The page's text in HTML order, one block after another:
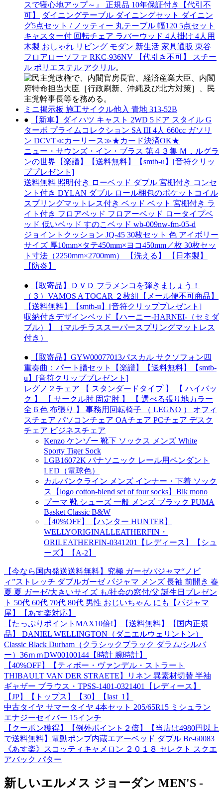
スで寝心地アップ～』 正規品 10年保証付き【代引不
可】
ダイニングテーブル ダイニングセット ダイニン
グ5点セット / ノッティー 丸テーブル 幅120 5点セット
キャスター付 回転チェア ラバーウッド 4人掛け 4人用
木製 おしゃれ リビング モダン 新生活 家具通販 東谷
フロアローソファ RKC-936NV 【代引き不可】 スチー
ル ポリエステル アクリル。
ミニ掲示板 施工サイクル他入 青地 313-52B
●
【新車】ダイハツ キャスト 2WD 5ドア スタイル G
ターボ プライムコレクション SA III 4人 660cc ガソリ
ン DCVT≪カーリース≫★カード決済OK★
ニュー・サウンズ・イン・ブラス 第４３集 Ｍ．ルグラ
ンの世界【楽譜】【送料無料】【smtb-u】[音符クリッ
ププレゼント]
送料無料 照明付き ローベッド ダブル 宮棚付き コンセ
ント付き DYLAN ダブル ロール梱包のポケットコイル
スプリングマットレス付き ベッド ベット 宮棚付き ラ
イト付き フロアベッド フロアーベッド ロータイプベ
ッド 低いベッド すのこベッド wb-009nw-fm-05-d
ジョイントクッション JQ-45 30枚セット 色 アイボリー
サイズ 厚10mm×タテ450mm×ヨコ450mm／枚 30枚セッ
ト寸法（2250mm×2700mm） 【洗える】 【日本製】
【防炎】
●
【取寄品】ＤＶＤ フラメンコを弾きましょう！
（３）VAMOS A TOCAR ２枚組【メール便不可商品】
【送料無料】【smtb-u】[音符クリッププレゼント]
収納付きデザインベッド【ハーニー-HARNEI-（セミダ
ブル）】（マルチラススーパースプリングマットレス
付き）
●
【取寄品】GYW00077013パスカル サクソフォン四
重奏曲：パート譜セット【楽譜】【送料無料】【smtb-
u】[音符クリッププレゼント]
レグノ２チェア 【 スタンダードタイプ 】 【 ハイバッ
ク 】 【 サークル肘 固定肘 】 【 選べる張り地カラー
全６色 布張り 】 事務用回転椅子 （ LEGNO ） オフィ
スチェア パソコンチェア OAチェア PCチェア デスク
チェア ビジネスチェア
Kenzo ケンゾー 靴下 ソックス メンズ White
Sporty Tiger Sock
LGB16072K パナソニック レール用ペンダント
LED（電球色）
カルバンクライン メンズ インナー・下着 ソック
ス【logo cotton-blend set of four socks】Blk mono
プーマ 靴 シューズ 一般 メンズ ブラック PUMA
Basket Classic B&W
【40%OFF】【ハンター HUNTER】
WELLYORIGINALLEATHERFIN・
ORILEATHERFIN-0341201【レディース】【シュ
ーズ】【A-2】
【今なら国内発送送料無料】究極 ガーゼパジャマ“ノビ
ィ”ストレッチ ダブルガーゼ パジャマ メンズ 長袖 前開き 春
夏 夏 ガーゼ/大きいサイズ も/社会の窓付/父 誕生日プレゼン
ト 50代 60代 70代 80代 男性 おじいちゃん にも【パジャマ
屋】【あす楽対応】
【たっぷりポイントMAX10倍!】【送料無料】【国内正規
品】 DANIEL WELLINGTON（ダニエルウェリントン）
Classic Black Durham（クラシックブラック ダラム/シルバ
ー）36ｍｍDW00100144【時計 腕時計】
【40%OFF】【ティボー・ヴァンデル・ストラート
THIBAULT VAN DER STRAETE】リネン 異素材切替 半袖
ギャザー ブラウス・TPSS-1401-0321401【レディース】
【JP】【トップス】【30】【last_1】
中古タイヤ サマータイヤ 4本セット 205/65R15 ミシュラン
エナジーセイバー 15インチ
【クーポン獲得】【例外ポイント２倍】【当店は4980円以上
で送料無料】電動ポンプ内蔵エアーベッド ダブル Be-60083
《あす楽》スコッティキャメロン ２０１８ セレクト スクエ
アバック パター
新しいエルメス ジョーダン MEN'S -